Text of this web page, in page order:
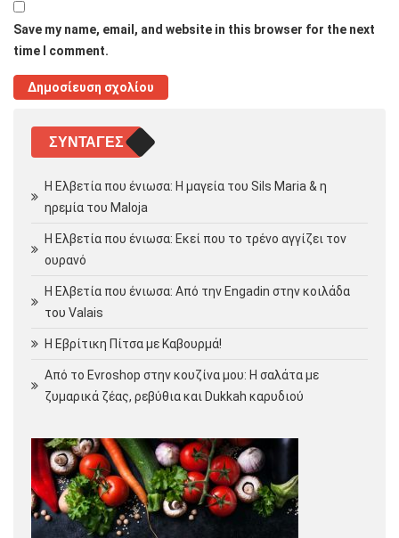
Save my name, email, and website in this browser for the next
time I comment.
ΣΥΝΤΑΓΈΣ
Η Ελβετία που ένιωσα: Η μαγεία του Sils Maria & η
ηρεμία του Maloja
Η Ελβετία που ένιωσα: Εκεί που το τρένο αγγίζει τον
ουρανό
Η Ελβετία που ένιωσα: Από την Engadin στην κοιλάδα
του Valais
Η Εβρίτικη Πίτσα με Καβουρμά!
Από το Evroshop στην κουζίνα μου: Η σαλάτα με
ζυμαρικά ζέας, ρεβύθια και Dukkah καρυδιού